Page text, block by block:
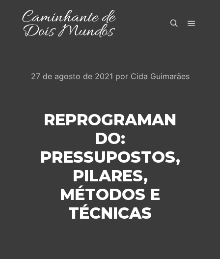
27 de agosto de 2021 por Cida Guimarães
REPROGRAMAN
DO:
PRESSUPOSTOS,
PILARES,
MÉTODOS E
TÉCNICAS